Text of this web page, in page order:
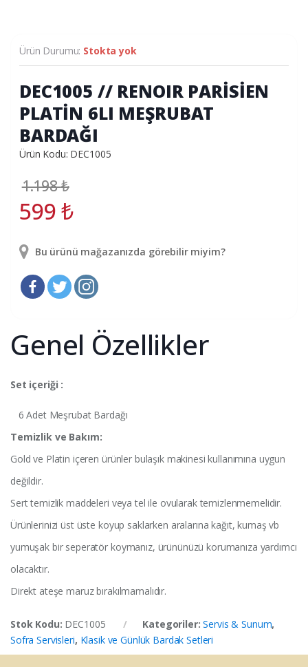
Ürün Durumu: Stokta yok
DEC1005 // RENOIR PARİSİEN
PLATİN 6LI MEŞRUBAT
BARDAĞI
Ürün Kodu: DEC1005
1.198₺
599₺
Bu ürünü mağazanızda görebilir miyim?
Genel Özellikler
Set içeriği :
6 Adet Meşrubat Bardağı
Temizlik ve Bakım:
Gold ve Platin içeren ürünler bulaşık makinesi kullanımına uygun
değildir.
Sert temizlik maddeleri veya tel ile ovularak temizlenmemelidir.
Ürünlerinizi üst üste koyup saklarken aralarına kağıt, kumaş vb
yumuşak bir seperatör koymanız, ürününüzü korumanıza yardımcı
olacaktır.
Direkt ateşe maruz bırakılmamalıdır.
Stok Kodu: DEC1005 Kategoriler:Servis & Sunum,
Sofra Servisleri, Klasik ve Günlük Bardak Setleri